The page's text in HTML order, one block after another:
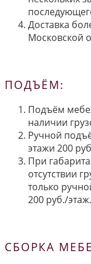
Доставка
Московской
ПОДЪЁМ:
Подъём
наличии
Ручной
этажи 200
При
отсутствии
только
200 руб./этаж.
СБОРКА